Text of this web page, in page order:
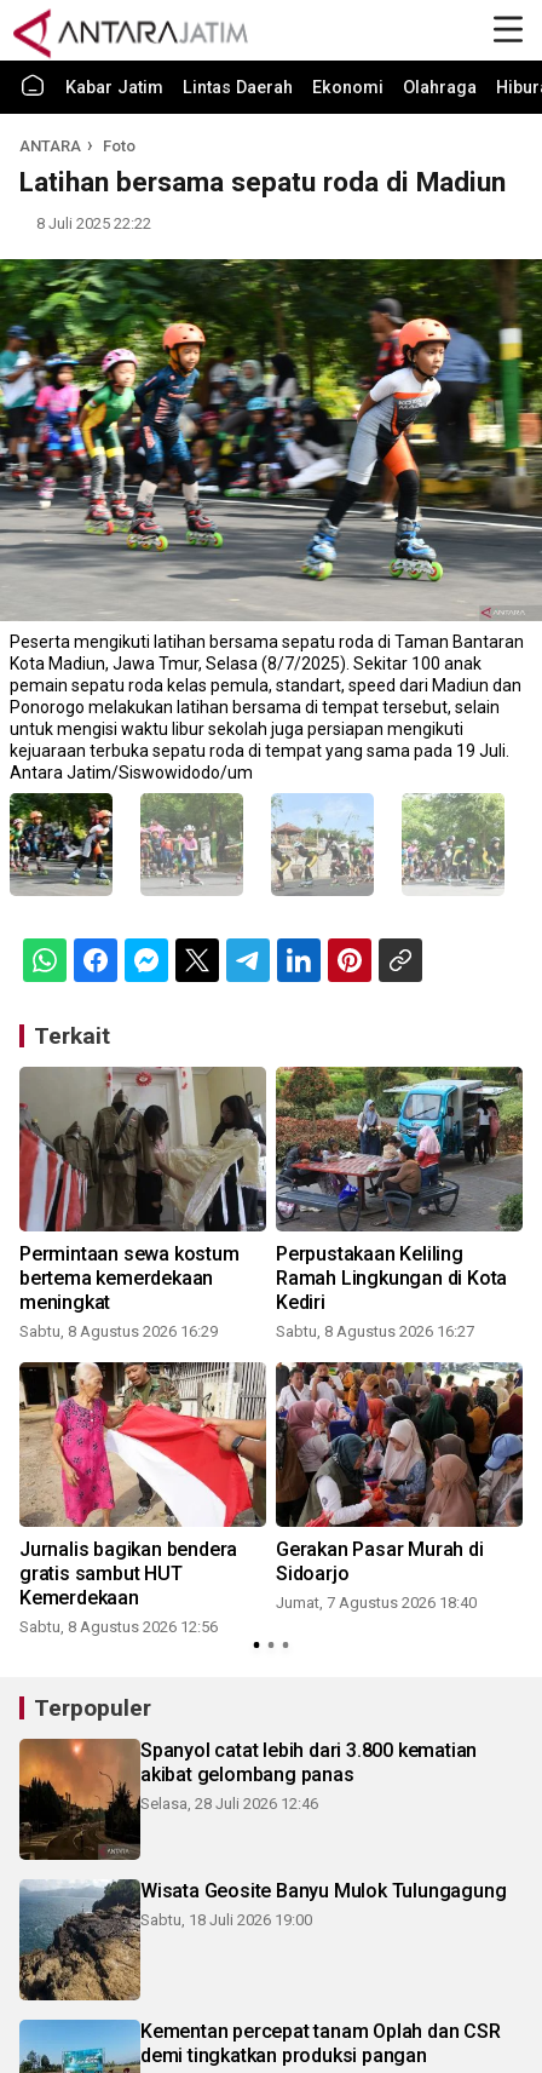
Kabar Jatim Lintas Daerah Ekonomi Olahraga
ANTARA Foto
Latihan bersama sepatu roda di Madiun
8 Juli 2025 22:22
Peserta mengikuti latihan bersama sepatu roda di Taman Bantaran
Kota Madiun, Jawa Tmur, Selasa (8/7/2025). Sekitar 100 anak
pemain sepatu roda kelas pemula, standart, speed dari Madiun dan
Ponorogo melakukan latihan bersama di tempat tersebut, selain
untuk mengisi waktu libur sekolah juga persiapan mengikuti
kejuaraan terbuka sepatu roda di tempat yang sama pada 19 Juli.
Antara Jatim/Siswowidodo/um
Terkait
Permintaan sewa kostum
bertema kemerdekaan
meningkat
Sabtu, 8 Agustus 2026 16:29
Perpustakaan Keliling
Ramah Lingkungan di Kota
Kediri
Sabtu, 8 Agustus 2026 16:27
Jurnalis bagikan bendera
gratis sambut HUT
Kemerdekaan
Sabtu, 8 Agustus 2026 12:56
Gerakan Pasar Murah di
Sidoarjo
Jumat, 7 Agustus 2026 18:40
Terpopuler
Spanyol catat lebih dari 3.800 kematian
akibat gelombang panas
Selasa, 28 Juli 2026 12:46
Wisata Geosite Banyu Mulok Tulungagung
Sabtu, 18 Juli 2026 19:00
Kementan percepat tanam Oplah dan CSR
demi tingkatkan produksi pangan